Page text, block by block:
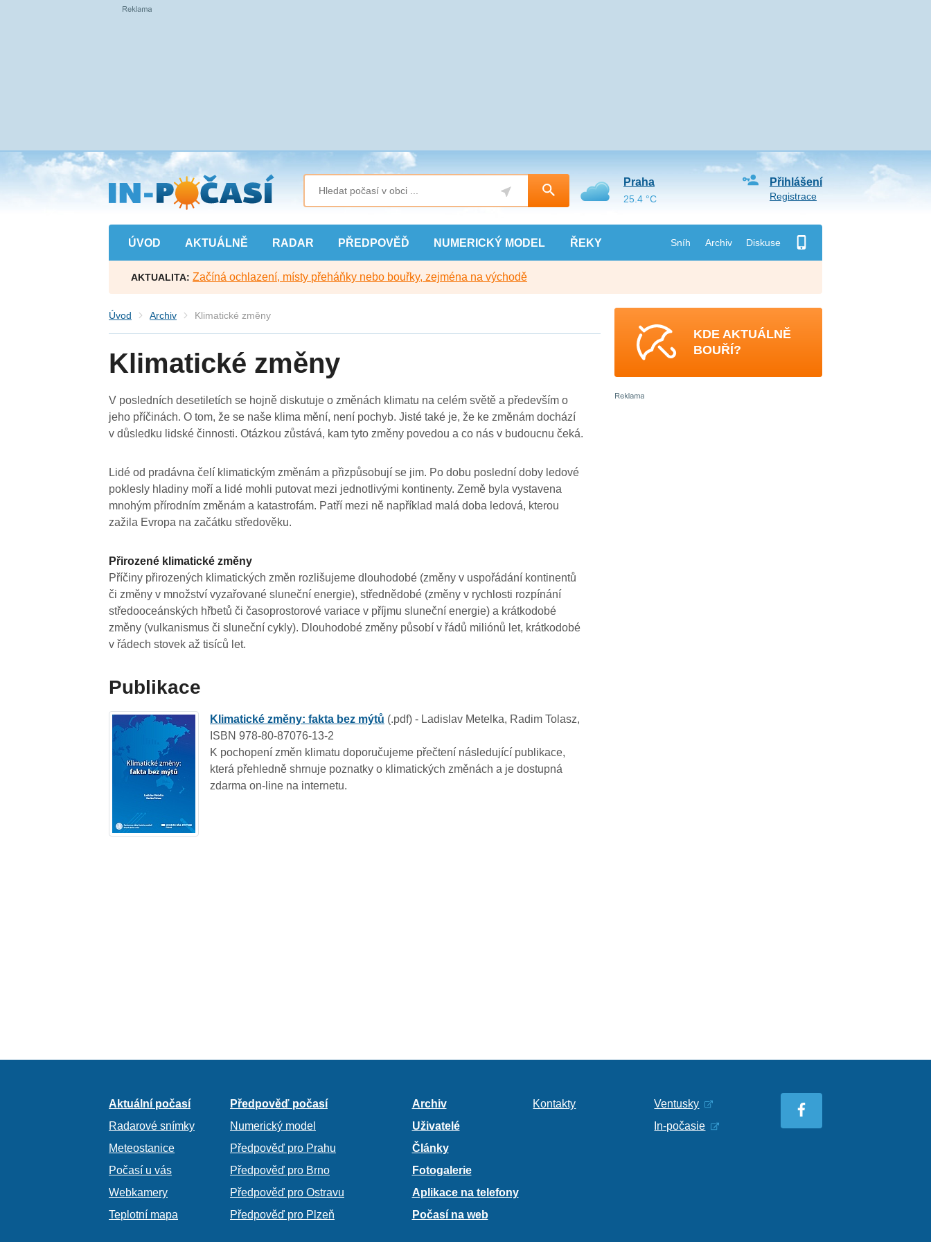
Přejít
na
hlavní
obsah
ÚVOD AKTUÁLNĚ RADAR PŘEDPOVĚĎ NUMERICKÝ MODEL ŘEKY Sníh Archiv Diskuse
Přihlášení
Registrace
Praha
25.4 °C
AKTUALITA: Začíná ochlazení, místy přeháňky nebo bouřky, zejména na východě
Úvod Archiv Klimatické změny
Klimatické změny
V posledních desetiletích se hojně diskutuje o změnách klimatu na celém světě a především o
jeho příčinách. O tom, že se naše klima mění, není pochyb. Jisté také je, že ke změnám dochází
v důsledku lidské činnosti. Otázkou zůstává, kam tyto změny povedou a co nás v budoucnu čeká.
Lidé od pradávna čelí klimatickým změnám a přizpůsobují se jim. Po dobu poslední doby ledové
poklesly hladiny moří a lidé mohli putovat mezi jednotlivými kontinenty. Země byla vystavena
mnohým přírodním změnám a katastrofám. Patří mezi ně například malá doba ledová, kterou
zažila Evropa na začátku středověku.
Přirozené klimatické změny
Příčiny přirozených klimatických změn rozlišujeme dlouhodobé (změny v uspořádání kontinentů
či změny v množství vyzařované sluneční energie), střednědobé (změny v rychlosti rozpínání
středooceánských hřbetů či časoprostorové variace v příjmu sluneční energie) a krátkodobé
změny (vulkanismus či sluneční cykly). Dlouhodobé změny působí v řádů miliónů let, krátkodobé
v řádech stovek až tisíců let.
Publikace
Klimatické změny: fakta bez mýtů (.pdf) - Ladislav Metelka, Radim Tolasz,
ISBN 978-80-87076-13-2
K pochopení změn klimatu doporučujeme přečtení následující publikace,
která přehledně shrnuje poznatky o klimatických změnách a je dostupná
zdarma on-line na internetu.
KDE AKTUÁLNĚ
BOUŘÍ?
Aktuální počasí
Radarové snímky
Meteostanice
Počasí u vás
Webkamery
Teplotní mapa
Předpověď počasí
Numerický model
Předpověď pro Prahu
Předpověď pro Brno
Předpověď pro Ostravu
Předpověď pro Plzeň
Archiv
Uživatelé
Články
Fotogalerie
Aplikace na telefony
Počasí na web
Kontakty
Ventusky
In-počasie